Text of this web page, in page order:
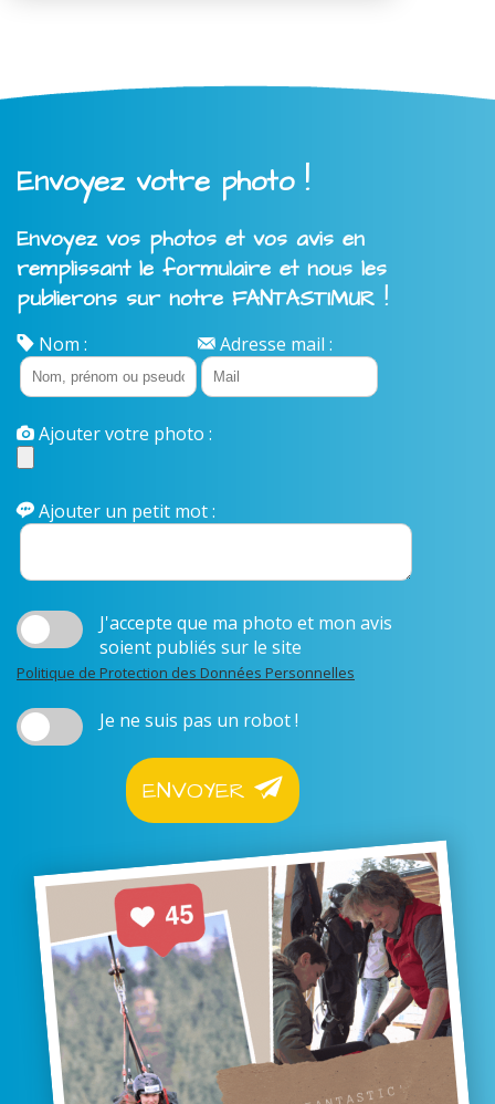
Envoyez votre photo !
Envoyez vos photos et vos avis en
remplissant le formulaire et nous les
publierons sur notre FANTASTIMUR !
Nom : Adresse mail :
Ajouter votre photo :
Ajouter un petit mot :
J'accepte que ma photo et mon avis
soient publiés sur le site
Politique de Protection des Données Personnelles
Je ne suis pas un robot !
ENVOYER